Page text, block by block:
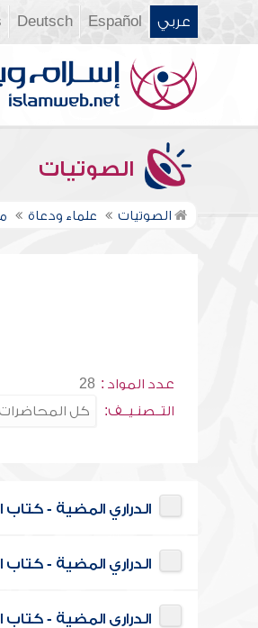
عربي Español
Deutsch
الصوتيات
الصوتيات علماء ودعاة
عدد المواد : 28
التــصنـيــف:
الدراري المضية - كتاب
الدراري المضية - كتاب
الدراري المضية - كتاب